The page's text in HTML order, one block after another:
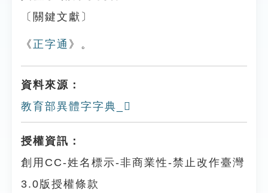
〔關鍵文獻〕
《 正字通 》。
資料來源：
教育部異體字字典_𩅱
授權資訊：
創用CC-姓名標示-非商業性-禁止改作臺灣
3.0版授權條款